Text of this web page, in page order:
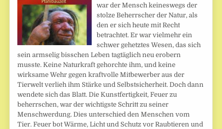
war der Mensch keineswegs der
stolze Beherrscher der Natur, als
den er sich heute mit Recht
betrachtet. Er war vielmehr ein
schwer gehetztes Wesen, das sich
sein armselig bisschen Leben tagtäglich neu erobern
musste. Keine Naturkraft gehorchte ihm, und keine
wirksame Wehr gegen kraftvolle Mitbewerber aus der
Tierwelt verlieh ihm Stärke und Selbstsicherheit. Doch dann
wendete sich das Blatt. Die Kunstfertigkeit, Feuer zu
beherrschen, war der wichtigste Schritt zu seiner
Menschwerdung. Dies unterschied den Menschen vom
Tier. Feuer bot Wärme, Licht und Schutz vor Raubtieren und